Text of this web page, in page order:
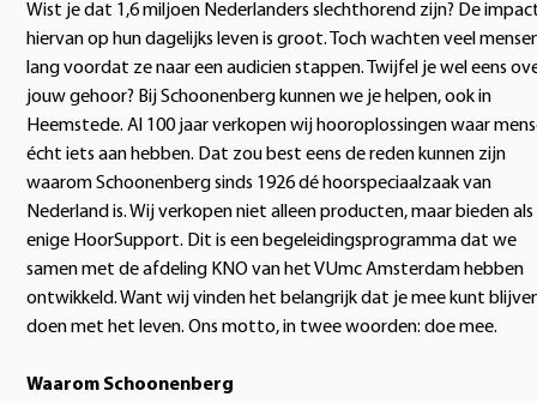
Wist je dat 1,6 miljoen Nederlanders slechthorend zijn? De
hiervan op hun dagelijks leven is groot. Toch wachten veel
lang voordat ze naar een audicien stappen. Twijfel je wel eens
jouw gehoor? Bij Schoonenberg kunnen we je helpen, ook in
Heemstede. Al 100 jaar verkopen wij hooroplossingen waar
écht iets aan hebben. Dat zou best eens de reden kunnen zijn
waarom Schoonenberg sinds 1926 dé hoorspeciaalzaak van
Nederland is. Wij verkopen niet alleen producten, maar bieden als
enige HoorSupport. Dit is een begeleidingsprogramma dat we
samen met de afdeling KNO van het VUmc Amsterdam hebben
ontwikkeld. Want wij vinden het belangrijk dat je mee kunt
doen met het leven. Ons motto, in twee woorden: doe mee.
Waarom Schoonenberg